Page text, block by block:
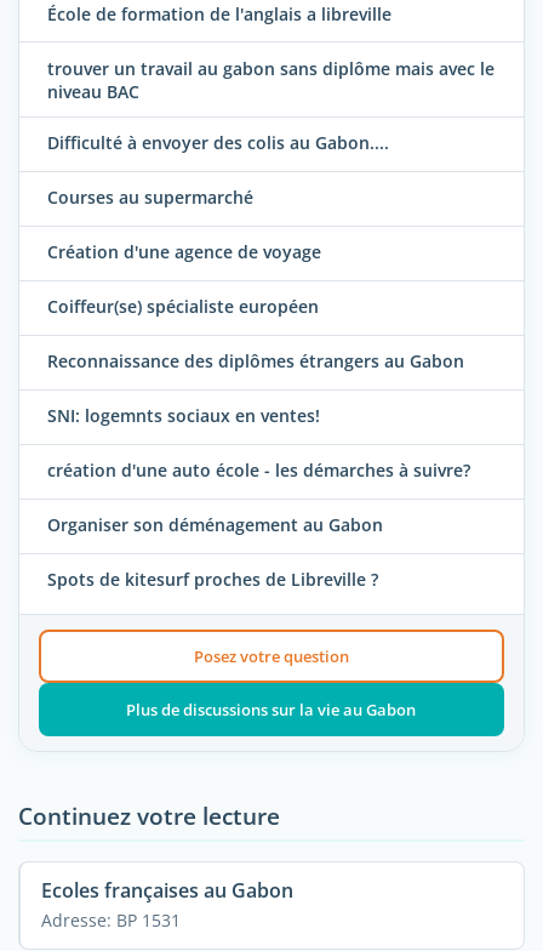
École de formation de l'anglais a libreville
trouver un travail au gabon sans diplôme mais avec le
niveau BAC
Difficulté à envoyer des colis au Gabon....
Courses au supermarché
Création d'une agence de voyage
Coiffeur(se) spécialiste européen
Reconnaissance des diplômes étrangers au Gabon
SNI: logemnts sociaux en ventes!
création d'une auto école - les démarches à suivre?
Organiser son déménagement au Gabon
Spots de kitesurf proches de Libreville ?
Posez votre question
Plus de discussions sur la vie au Gabon
Continuez votre lecture
Ecoles françaises au Gabon
Adresse: BP 1531